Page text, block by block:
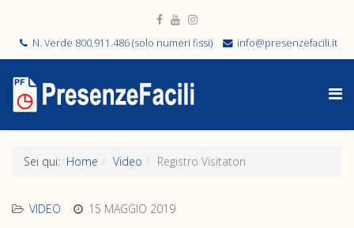
N. Verde 800.911.486 (solo numeri fissi) info@presenzefacili.it
Sei qui: Home Video Registro Visitatori
VIDEO 15 MAGGIO 2019